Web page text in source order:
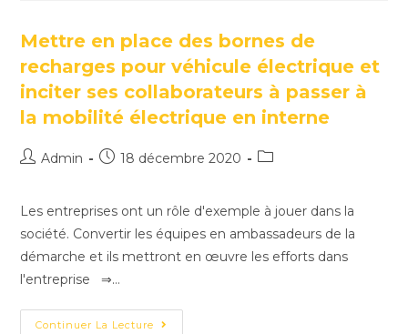
Mettre en place des bornes de
recharges pour véhicule électrique et
inciter ses collaborateurs à passer à
la mobilité électrique en interne
Admin 18 décembre 2020
Les entreprises ont un rôle d'exemple à jouer dans la
société. Convertir les équipes en ambassadeurs de la
démarche et ils mettront en œuvre les efforts dans
l'entreprise ⇒…
Continuer La Lecture